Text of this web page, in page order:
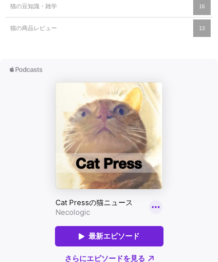
猫の豆知識・雑学 16
猫の商品レビュー 13